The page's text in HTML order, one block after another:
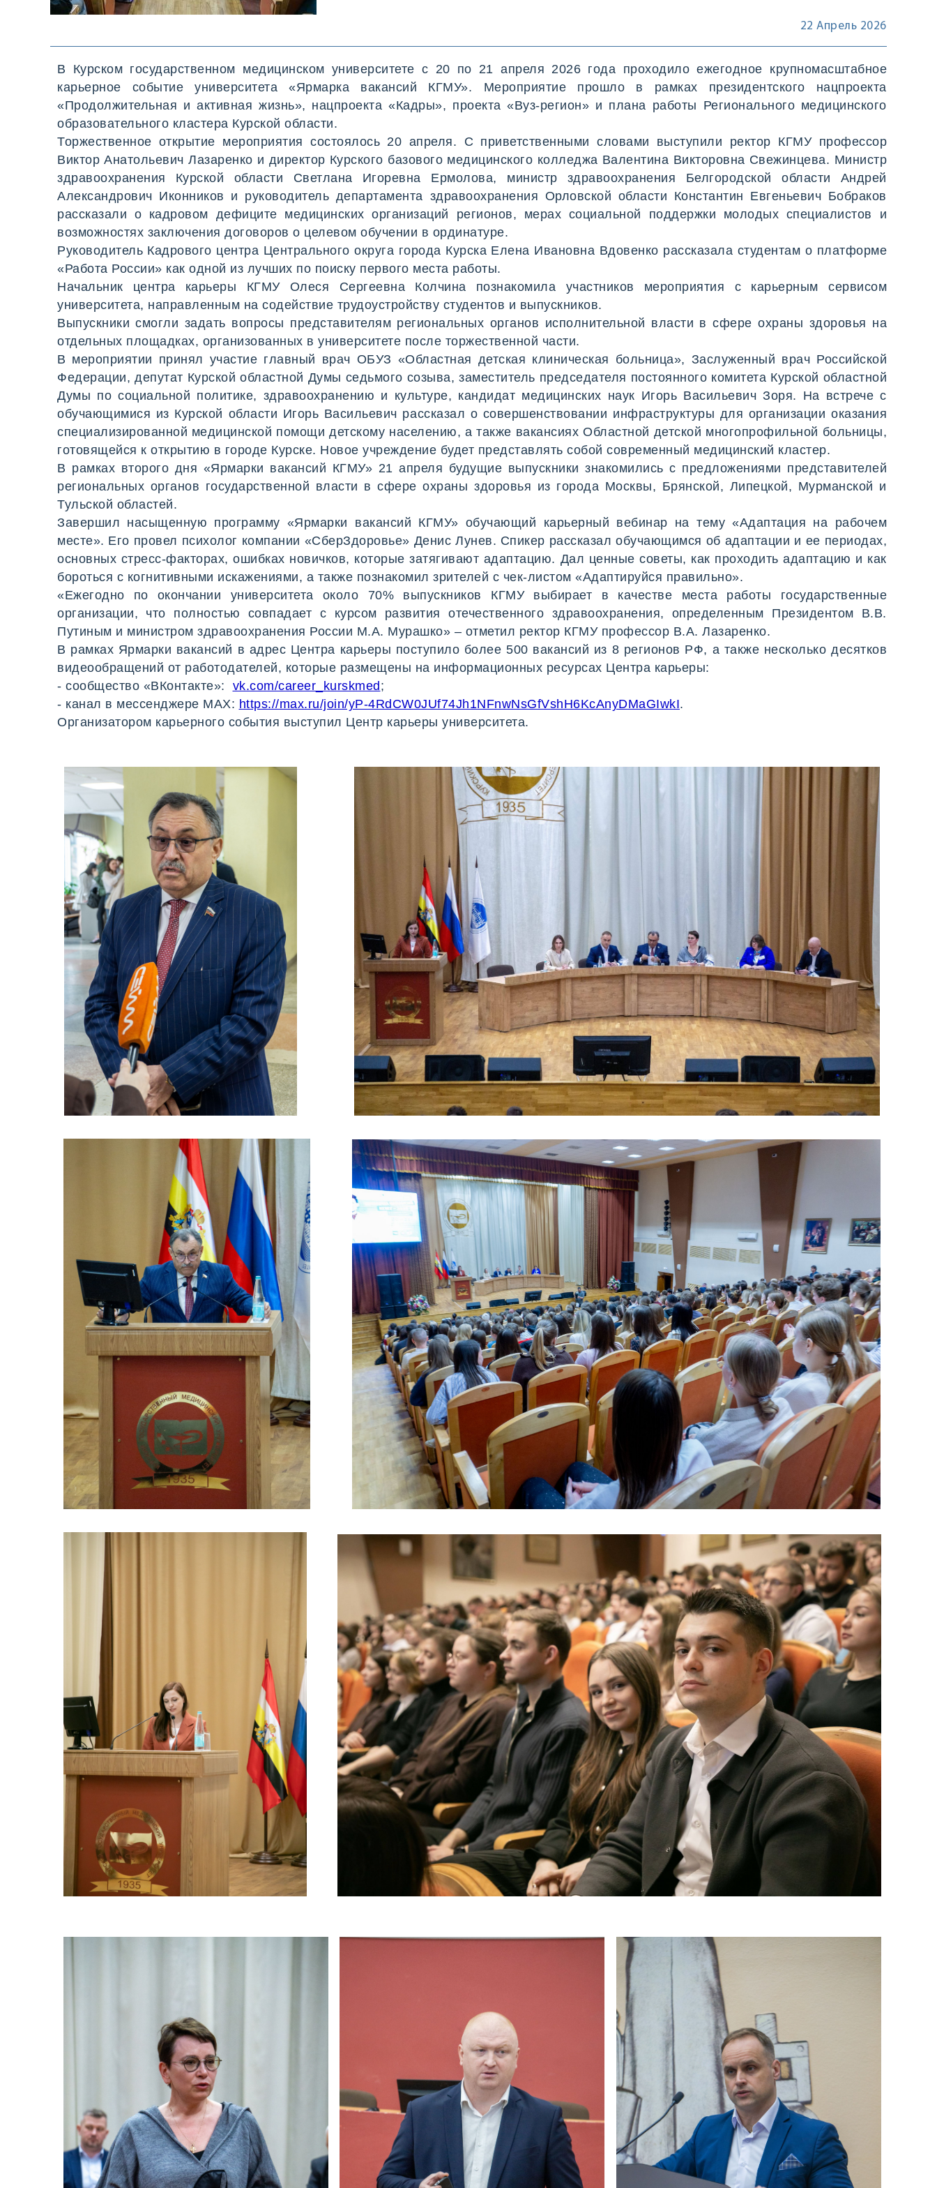
22 Апрель 2026
В Курском государственном медицинском университете с 20 по 21 апреля 2026 года проходило ежегодное крупномасштабное
карьерное событие университета «Ярмарка вакансий КГМУ». Мероприятие прошло в рамках президентского нацпроекта
«Продолжительная и активная жизнь», нацпроекта «Кадры», проекта «Вуз-регион» и плана работы Регионального медицинского
образовательного кластера Курской области.
Торжественное открытие мероприятия состоялось 20 апреля. С приветственными словами выступили ректор КГМУ профессор
Виктор Анатольевич Лазаренко и директор Курского базового медицинского колледжа Валентина Викторовна Свежинцева. Министр
здравоохранения Курской области Светлана Игоревна Ермолова, министр здравоохранения Белгородской области Андрей
Александрович Иконников и руководитель департамента здравоохранения Орловской области Константин Евгеньевич Бобраков
рассказали о кадровом дефиците медицинских организаций регионов, мерах социальной поддержки молодых специалистов и
возможностях заключения договоров о целевом обучении в ординатуре.
Руководитель Кадрового центра Центрального округа города Курска Елена Ивановна Вдовенко рассказала студентам о платформе
«Работа России» как одной из лучших по поиску первого места работы.
Начальник центра карьеры КГМУ Олеся Сергеевна Колчина познакомила участников мероприятия с карьерным сервисом
университета, направленным на содействие трудоустройству студентов и выпускников.
Выпускники смогли задать вопросы представителям региональных органов исполнительной власти в сфере охраны здоровья на
отдельных площадках, организованных в университете после торжественной части.
В мероприятии принял участие главный врач ОБУЗ «Областная детская клиническая больница», Заслуженный врач Российской
Федерации, депутат Курской областной Думы седьмого созыва, заместитель председателя постоянного комитета Курской областной
Думы по социальной политике, здравоохранению и культуре, кандидат медицинских наук Игорь Васильевич Зоря. На встрече с
обучающимися из Курской области Игорь Васильевич рассказал о совершенствовании инфраструктуры для организации оказания
специализированной медицинской помощи детскому населению, а также вакансиях Областной детской многопрофильной больницы,
готовящейся к открытию в городе Курске. Новое учреждение будет представлять собой современный медицинский кластер.
В рамках второго дня «Ярмарки вакансий КГМУ» 21 апреля будущие выпускники знакомились с предложениями представителей
региональных органов государственной власти в сфере охраны здоровья из города Москвы, Брянской, Липецкой, Мурманской и
Тульской областей.
Завершил насыщенную программу «Ярмарки вакансий КГМУ» обучающий карьерный вебинар на тему «Адаптация на рабочем
месте». Его провел психолог компании «СберЗдоровье» Денис Лунев. Спикер рассказал обучающимся об адаптации и ее периодах,
основных стресс-факторах, ошибках новичков, которые затягивают адаптацию. Дал ценные советы, как проходить адаптацию и как
бороться с когнитивными искажениями, а также познакомил зрителей с чек-листом «Адаптируйся правильно».
«Ежегодно по окончании университета около 70% выпускников КГМУ выбирает в качестве места работы государственные
организации, что полностью совпадает с курсом развития отечественного здравоохранения, определенным Президентом В.В.
Путиным и министром здравоохранения России М.А. Мурашко» – отметил ректор КГМУ профессор В.А. Лазаренко.
В рамках Ярмарки вакансий в адрес Центра карьеры поступило более 500 вакансий из 8 регионов РФ, а также несколько десятков
видеообращений от работодателей, которые размещены на информационных ресурсах Центра карьеры:
- сообщество «ВКонтакте»: vk.com/career_kurskmed ;
- канал в мессенджере MAX: https://max.ru/join/yP-4RdCW0JUf74Jh1NFnwNsGfVshH6KcAnyDMaGIwkI.
Организатором карьерного события выступил Центр карьеры университета.